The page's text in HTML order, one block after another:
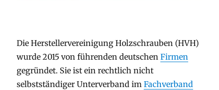
Die Herstellervereinigung Holzschrauben (HVH)
wurde 2015 von führenden deutschenFirmen
gegründet. Sie ist ein rechtlich nicht
selbstständiger Unterverband imFachverband